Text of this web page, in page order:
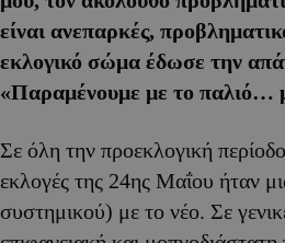
είναι ανεπαρκές,
εκλογικό σώμα έδωσε την
«Παραμένουμε με το παλιό…
Σε όλη την προεκλογική
εκλογές της 24ης Μαΐου ήταν
συστημικού) με το νέο. Σε